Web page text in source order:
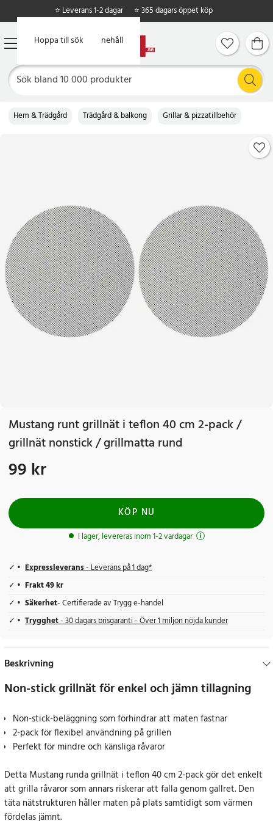
Hoppa till huvudinnehåll
Hoppa till sök
⭐ Leverans 1-2 dagar ⭐ 365 dagars öppet köp
Hem & Trädgård Trädgård & balkong Grillar & pizzatillbehör
Mustang runt grillnät i teflon 40 cm 2-pack /
grillnät nonstick / grillmatta rund
Pris: 99 kr
99 kr
KÖP NU
I lager, levereras inom 1-2 vardagar
Expressleverans- Leverans på 1 dag*
Frakt 49 kr
Säkerhet- Certifierade av Trygg e-handel
Trygghet- 30 dagars prisgaranti - Över 1 miljon nöjda kunder
Beskrivning
Non-stick grillnät för enkel och jämn tillagning
Non-stick-beläggning som förhindrar att maten fastnar
2-pack för flexibel användning på grillen
Perfekt för mindre och känsliga råvaror
Detta Mustang runda grillnät i teflon 40 cm 2-pack gör det enkelt
att grilla råvaror som annars riskerar att falla genom gallret. Den
täta nätstrukturen håller maten på plats samtidigt som värmen
fördelas jämnt.